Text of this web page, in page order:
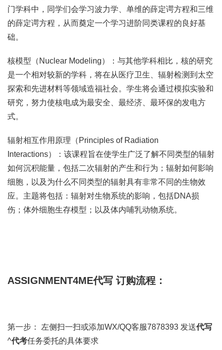
门学科中，同学们会学习波力学、单维的薛定谔方程和三维
的薛定谔方程，从而奠定一个学习进阶同类课程的良好基
础。
核模型（Nuclear Modeling）：与其他学科相比，核的研究
是一个相对较新的学科，将在从医疗卫生、辐射检测到太空
探索和先进材料等领域造福社会。学生将会通过模拟实验和
研究，努力使核电成为最安全、最经济、最环保的发电方
式。
辐射相互作用原理（Principles of Radiation
Interactions）：该课程旨在使学生广泛了解不同类型的辐射
如何沉积能量，包括二次辐射的产生和行为；辐射如何影响
细胞，以及为什么不同类型的辐射具有非常不同的生物效
应。主题将包括：辐射对生物系统的影响，包括DNA损
伤；体外细胞生存模型；以及体内哺乳动物系统。
ASSIGNMENT4ME代写 订购流程：
第一步： 左侧扫一扫或添加WX/QQ客服7878393 发送代写
^代考任务委托的具体要求